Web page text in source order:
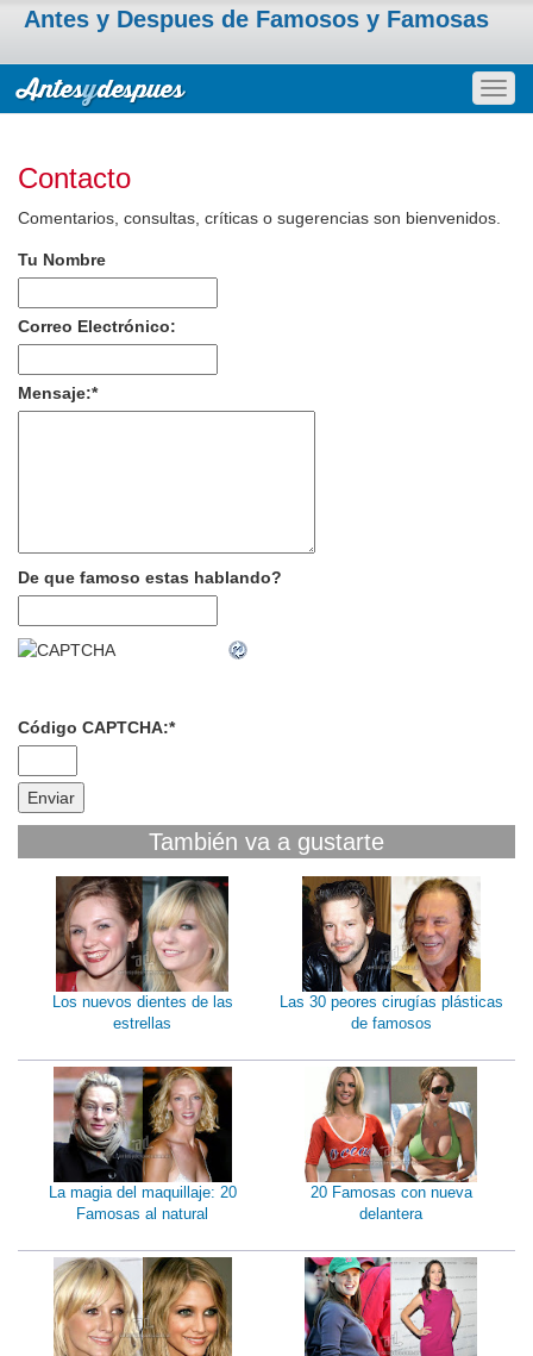
Antes y Despues de Famosos y Famosas
Contacto
Comentarios, consultas, críticas o sugerencias son bienvenidos.
Tu Nombre
Correo Electrónico:
Mensaje:*
De que famoso estas hablando?
Código CAPTCHA:*
También va a gustarte
Los nuevos dientes de las
estrellas
Las 30 peores cirugías plásticas
de famosos
La magia del maquillaje: 20
Famosas al natural
20 Famosas con nueva
delantera